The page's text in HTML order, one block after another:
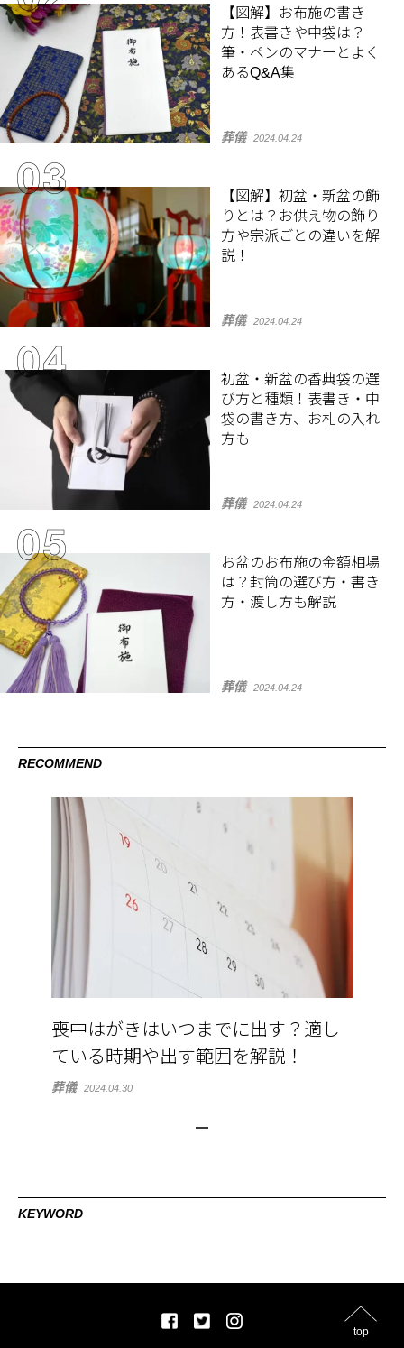
【図解】お布施の書き
方！表書きや中袋は？
筆・ペンのマナーとよく
あるQ&A集
葬儀 2024.04.24
【図解】初盆・新盆の飾
りとは？お供え物の飾り
方や宗派ごとの違いを解
説！
葬儀 2024.04.24
初盆・新盆の香典袋の選
び方と種類！表書き・中
袋の書き方、お札の入れ
方も
葬儀 2024.04.24
お盆のお布施の金額相場
は？封筒の選び方・書き
方・渡し方も解説
葬儀 2024.04.24
RECOMMEND
喪中はがきはいつまでに出す？適し
ている時期や出す範囲を解説！
葬儀 2024.04.30
KEYWORD
top